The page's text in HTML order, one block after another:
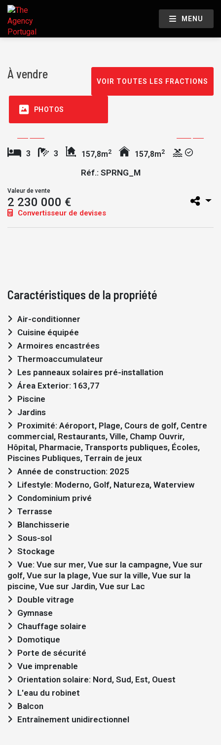
MENU
À vendre
VOIR TOUTES LES FRACTIONS
PHOTOS
3 3 157,8m2 157,8m2
Réf.: SPRNG_M
Valeur de vente
2 230 000 €
Convertisseur de devises
Caractéristiques de la propriété
Air-conditionner
Cuisine équipée
Armoires encastrées
Thermoaccumulateur
Les panneaux solaires pré-installation
Área Exterior: 163,77
Piscine
Jardins
commercial, Restaurants, Ville, Champ Ouvrir,
Hôpital, Pharmacie, Transports publiques, Écoles,
Piscines Publiques, Terrain de jeux
Année de construction: 2025
Lifestyle: Moderno, Golf, Natureza, Waterview
Condominium privé
Terrasse
Blanchisserie
Sous-sol
Stockage
golf, Vue sur la plage, Vue sur la ville, Vue sur la
piscine, Vue sur Jardin, Vue sur Lac
Double vitrage
Gymnase
Chauffage solaire
Domotique
Porte de sécurité
Vue imprenable
Orientation solaire: Nord, Sud, Est, Ouest
L'eau du robinet
Balcon
Entraînement unidirectionnel